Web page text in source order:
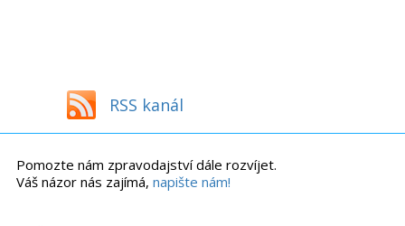
RSS kanál
Pomozte nám zpravodajství dále rozvíjet.
Váš názor nás zajímá, napište nám!